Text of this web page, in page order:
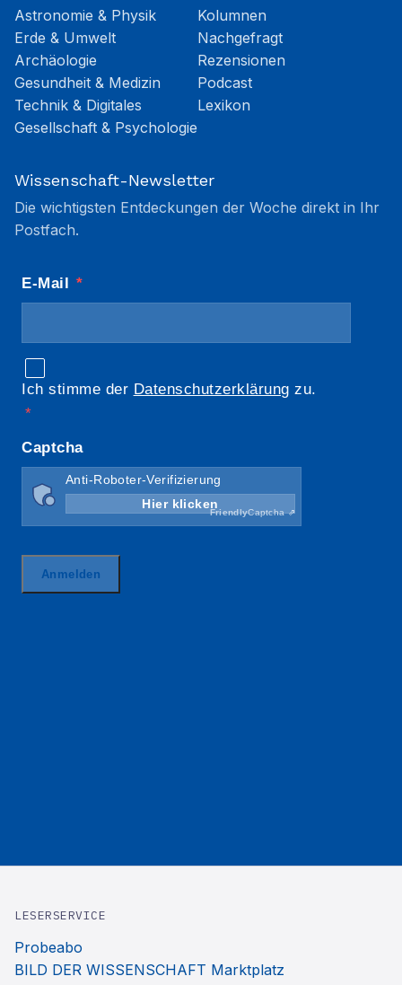
Astronomie & Physik
Erde & Umwelt
Archäologie
Gesundheit & Medizin
Technik & Digitales
Gesellschaft & Psychologie
Kolumnen
Nachgefragt
Rezensionen
Podcast
Lexikon
Wissenschaft-Newsletter
Die wichtigsten Entdeckungen der Woche direkt in Ihr
Postfach.
LESERSERVICE
Probeabo
BILD DER WISSENSCHAFT Marktplatz